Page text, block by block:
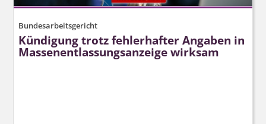
Bundesarbeitsgericht
Kündigung trotz fehlerhafter Angaben in
Massenent­lassungsanzeige wirksam